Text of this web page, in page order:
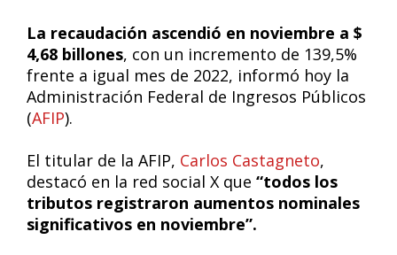
La recaudación ascendió en noviembre a $
4,68 billones, con un incremento de 139,5%
frente a igual mes de 2022, informó hoy la
Administración Federal de Ingresos Públicos
(AFIP).
El titular de la AFIP, Carlos Castagneto,
destacó en la red social X que “todos los
tributos registraron aumentos nominales
significativos en noviembre”.